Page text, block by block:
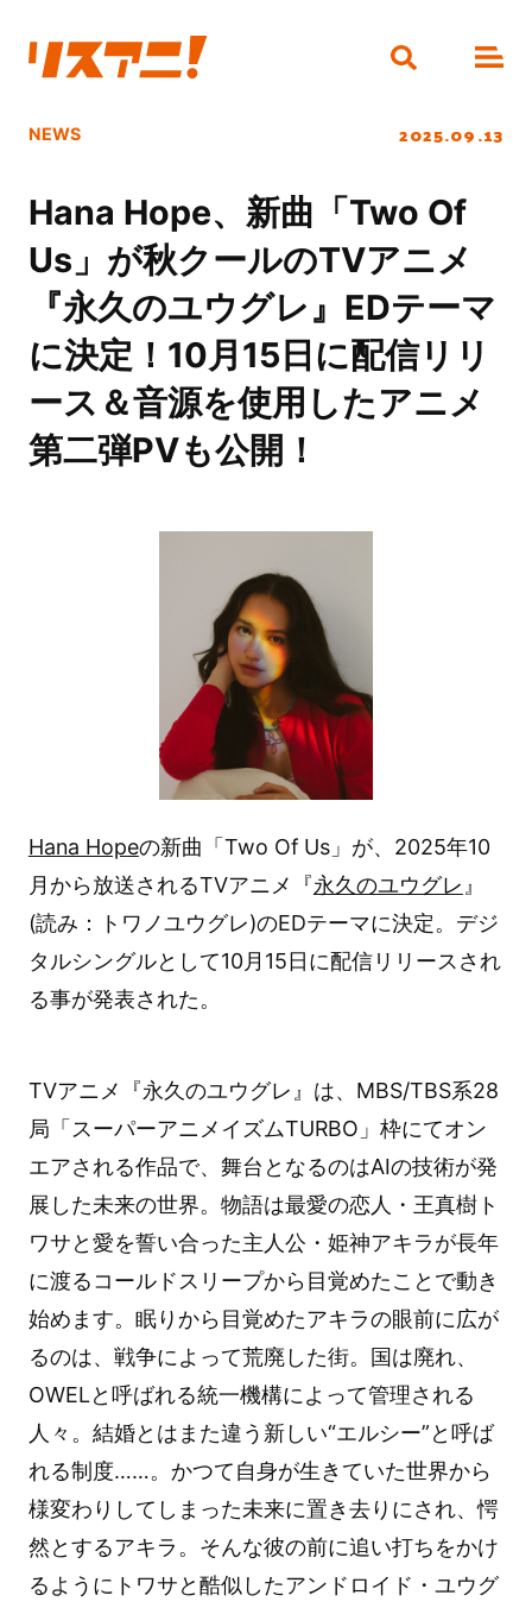
NEWS 2025.09.13
Hana Hope、新曲「Two Of
Us」が秋クールのTVアニメ
『永久のユウグレ』EDテーマ
に決定！10月15日に配信リリ
ース＆音源を使用したアニメ
第二弾PVも公開！
Hana Hopeの新曲「Two Of Us」が、2025年10
月から放送されるTVアニメ『永久のユウグレ 』
(読み：トワノユウグレ)のEDテーマに決定。デジ
タルシングルとして10月15日に配信リリースされ
る事が発表された。
TVアニメ『永久のユウグレ』は、MBS/TBS系28
局「スーパーアニメイズムTURBO」枠にてオン
エアされる作品で、舞台となるのはAIの技術が発
展した未来の世界。物語は最愛の恋人・王真樹ト
ワサと愛を誓い合った主人公・姫神アキラが長年
に渡るコールドスリープから目覚めたことで動き
始めます。眠りから目覚めたアキラの眼前に広が
るのは、戦争によって荒廃した街。国は廃れ、
OWELと呼ばれる統一機構によって管理される
人々。結婚とはまた違う新しい“エルシー”と呼ば
れる制度……。かつて自身が生きていた世界から
様変わりしてしまった未来に置き去りにされ、愕
然とするアキラ。そんな彼の前に追い打ちをかけ
るようにトワサと酷似したアンドロイド・ユウグ